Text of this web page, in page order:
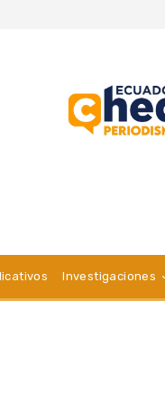
Investigaciones